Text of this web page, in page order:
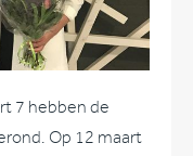
7 hebben de
Op 12 maart